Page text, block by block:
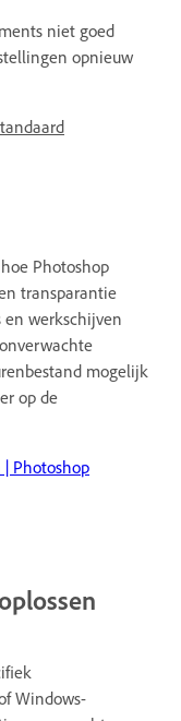
niet goed
opnieuw
Photoshop
transparantie
en werkschijven
mogelijk
op de
Photoshop
Windows-